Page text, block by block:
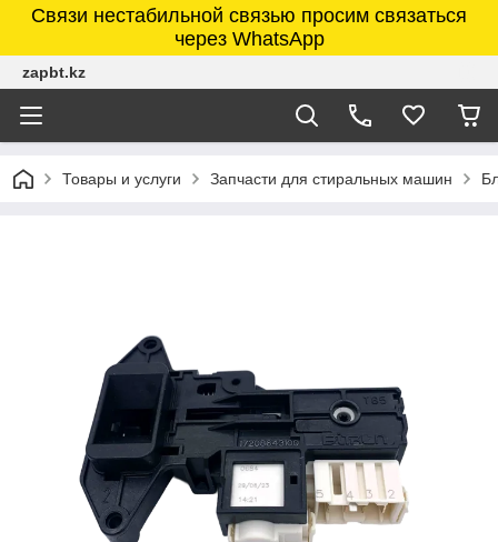
Связи нестабильной связью просим связаться
через WhatsApp
zapbt.kz
Товары и услуги Запчасти для стиральных машин